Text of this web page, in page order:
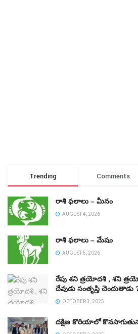
Trending Comments
రాశి ఫలాలు – మీనం
AUGUST 4, 2026
రాశి ఫలాలు – మేషం
AUGUST 5, 2026
రేపు శని త్రయోదశి , శని
దేవుడు సంతృప్తి చెందుతాడు
OCTOBER 3, 2025
దక్షిణ కొరియాలో